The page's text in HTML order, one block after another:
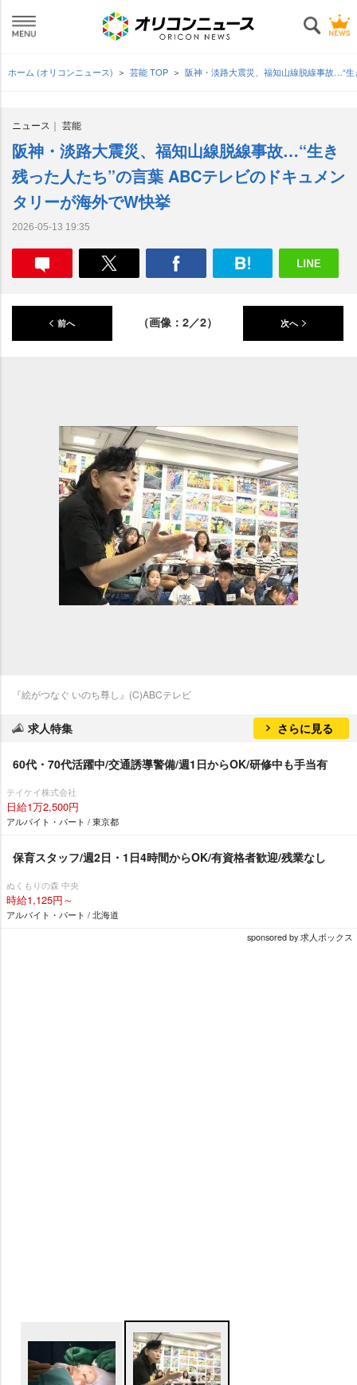
ホーム (オリコンニュース) 芸能 TOP 阪神・淡路大震災、福知山線脱線事故…“
ニュース 芸能
阪神・淡路大震災、福知山線脱線事故…“生き
残った人たち”の言葉 ABCテレビのドキュメン
タリーが海外でW快挙
2026-05-13 19:35
前へ （画像：2／2） 次へ
『絵がつなぐ いのち尊し』(C)ABCテレビ
求人特集 さらに見る
60代・70代活躍中/交通誘導警備/週1日からOK/研修中も手当有
テイケイ株式会社
日給1万2,500円
アルバイト・パート / 東京都
保育スタッフ/週2日・1日4時間からOK/有資格者歓迎/残業なし
ぬくもりの森 中央
時給1,125円～
アルバイト・パート / 北海道
sponsored by 求人ボックス